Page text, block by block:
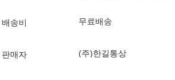
배송비 무료배송
판매자 (주)한길통상